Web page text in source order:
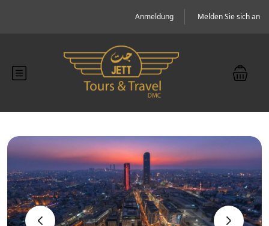
Anmeldung Melden Sie sich an
‹ ›